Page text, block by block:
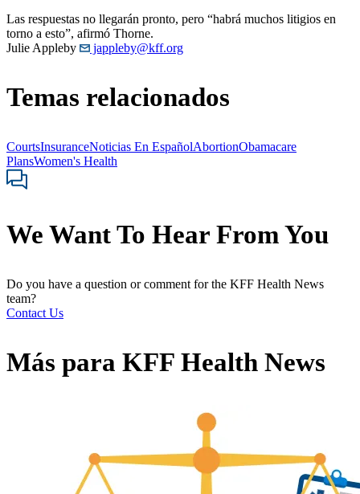
Las respuestas no llegarán pronto, pero “habrá muchos litigios en
torno a esto”, afirmó Thorne.
Julie Appleby
jappleby@kff.org
Temas relacionados
CourtsInsuranceNoticias En EspañolAbortionObamacare
PlansWomen's Health
We Want To Hear From You
Do you have a question or comment for the KFF Health News
team?
Contact Us
Más para KFF Health News